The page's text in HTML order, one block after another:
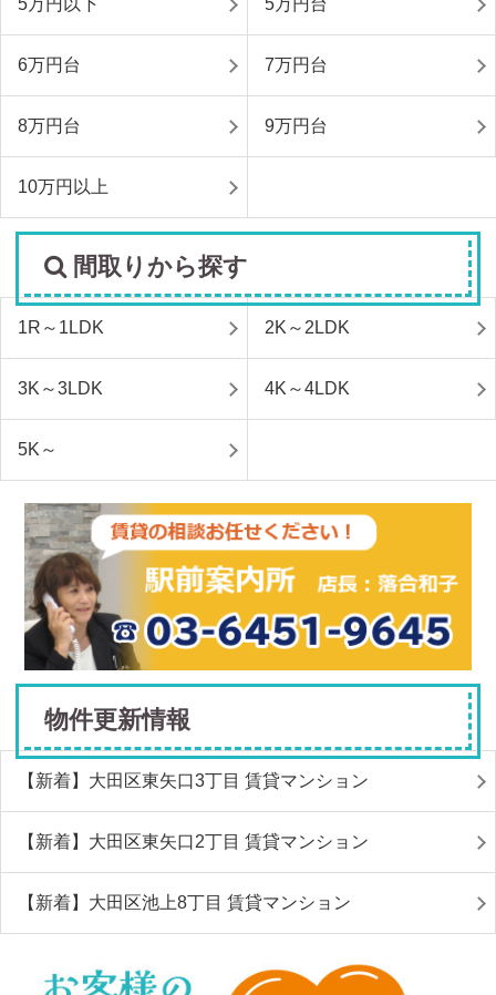
6万円台 7万円台
8万円台 9万円台
10万円以上
間取りから探す
1R～1LDK 2K～2LDK
3K～3LDK 4K～4LDK
5K～
物件更新情報
【新着】大田区東矢口3丁目 賃貸マンション
【新着】大田区東矢口2丁目 賃貸マンション
【新着】大田区池上8丁目 賃貸マンション